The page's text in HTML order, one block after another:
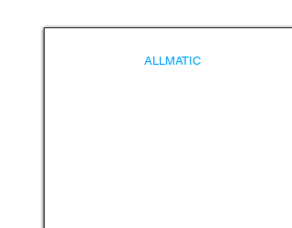
ALLMATIC